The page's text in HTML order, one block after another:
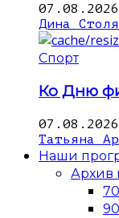
07.08.2026
Дина
Спорт
Ко Дню
07.08.2026
Татьяна
Наши
Архив